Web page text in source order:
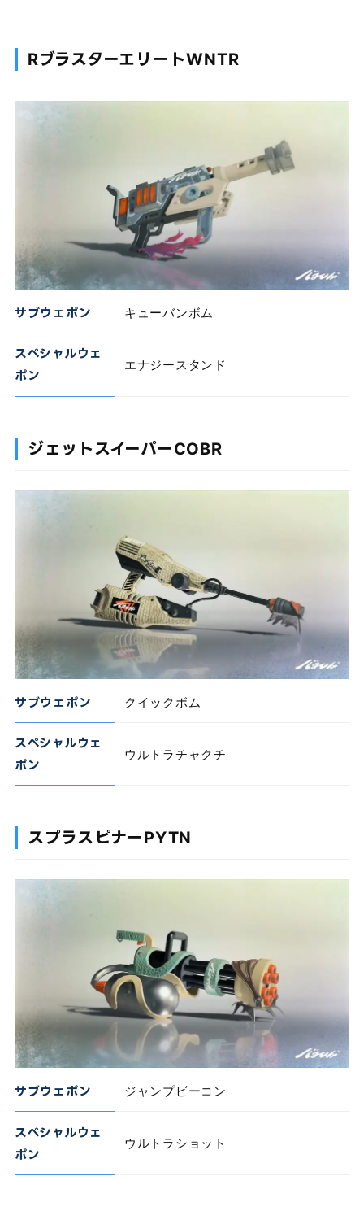
RブラスターエリートWNTR
サブウェポン キューバンボム
スペシャルウェ
ポン
エナジースタンド
ジェットスイーパーCOBR
サブウェポン クイックボム
スペシャルウェ
ポン
ウルトラチャクチ
スプラスピナーPYTN
サブウェポン ジャンプビーコン
スペシャルウェ
ポン
ウルトラショット